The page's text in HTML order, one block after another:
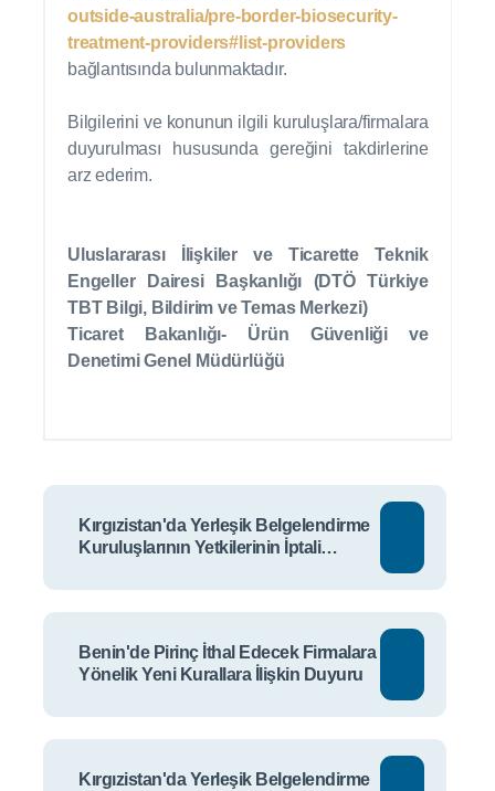
Kırgızistan'da Yerleşik Belgelendirme
Kuruluşlarının Yetkilerinin İptali
Benin'de Pirinç İthal Edecek Firmalara
Yönelik Yeni Kurallara İlişkin Duyuru
Kırgızistan'da Yerleşik Belgelendirme
outside-australia/pre-border-biosecurity-
treatment-providers#list-providers
bağlantısında bulunmaktadır.
Bilgilerini ve konunun ilgili kuruluşlara/firmalara
duyurulması hususunda gereğini takdirlerine
arz ederim.
Uluslararası İlişkiler ve Ticarette Teknik
Engeller Dairesi Başkanlığı (DTÖ Türkiye
TBT Bilgi, Bildirim ve Temas Merkezi)
Ticaret Bakanlığı- Ürün Güvenliği ve
Denetimi Genel Müdürlüğü